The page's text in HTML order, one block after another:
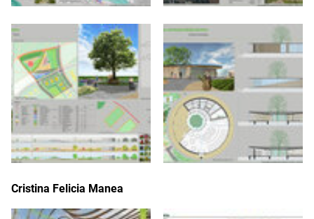
Cristina Felicia Manea